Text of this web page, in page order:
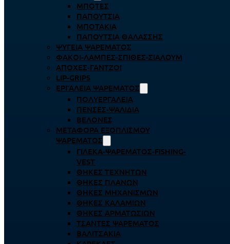
ΜΠΌΤΕΣ
ΠΑΠΟΎΤΣΙΑ
ΜΠΟΤΆΚΙΑ
ΠΑΠΟΎΤΣΙΑ ΘΑΛΆΣΣΗΣ
ΨΥΓΕΊΑ ΨΑΡΈΜΑΤΟΣ
ΦΑΚΟΊ-ΛΆΜΠΕΣ-ΣΠΊΘΕΣ-ΣΊΑΛΟΥΜ
ΑΠΌΧΕΣ-ΓΆΝΤΖΟΙ
LIP-GRIPS
EΡΓΑΛΕΊΑ ΨΑΡΈΜΑΤΟΣ
ΠΟΛΥΕΡΓΑΛΕΊΑ
ΠΈΝΣΕΣ-ΨΑΛΊΔΙΑ
ΒΕΛΌΝΕΣ
ΜΕΤΑΦΟΡΆ ΕΞΟΠΛΙΣΜΟΎ
ΨΑΡΈΜΑΤΟΣ
ΓΙΛΈΚΑ-ΨΑΡΈΜΑΤΟΣ-FISHING-
VEST
ΘΉΚΕΣ ΤΕΧΝΗΤΏΝ
ΘΉΚΕΣ ΠΛΆΝΩΝ
ΘΉΚΕΣ ΜΗΧΑΝΙΣΜΏΝ
ΘΉΚΕΣ ΚΑΛΑΜΙΏΝ
ΘΉΚΕΣ ΑΡΜΑΤΩΣΙΏΝ
ΤΣΆΝΤΕΣ ΨΑΡΈΜΑΤΟΣ
ΒΑΛΙΤΣΆΚΙΑ